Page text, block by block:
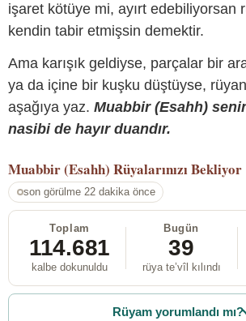
işaret kötüye mi, ayırt edebiliyorsan
kendin tabir etmişsin demektir.
Ama karışık geldiyse, parçalar bir
ya da içine bir kuşku düştüyse,
aşağıya yaz. Muabbir (Esahh)
nasibi de hayır duandır.
Muabbir (Esahh) Rüyalarınızı Bekliyor
son görülme 22 dakika önce
Toplam
114.681
kalbe dokunuldu
Bugün
39
rüya te’vîl kılındı
Rüyam yorumlandı mı?